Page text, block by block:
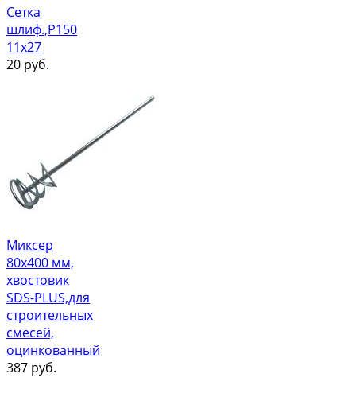
Сетка
шлиф.,Р150
11х27
20 руб.
Миксер
80х400 мм,
хвостовик
SDS-PLUS,для
строительных
смесей,
оцинкованный
387 руб.